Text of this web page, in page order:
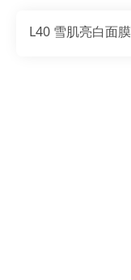
L40 雪肌亮白面膜